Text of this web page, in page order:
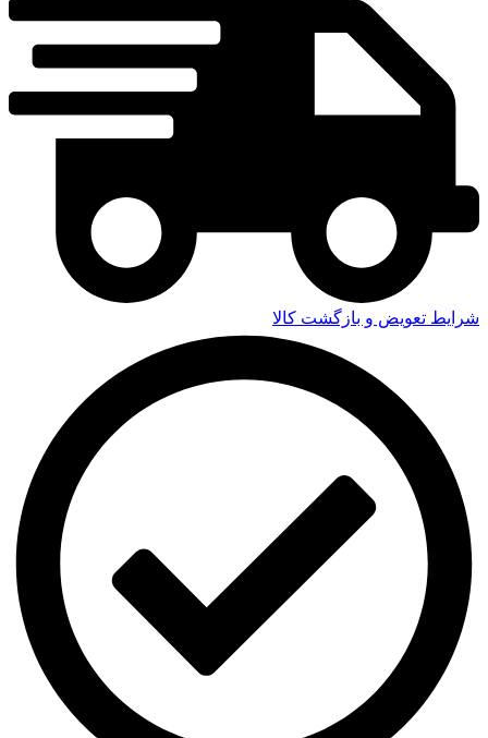
شرایط تعویض و بازگشت کالا